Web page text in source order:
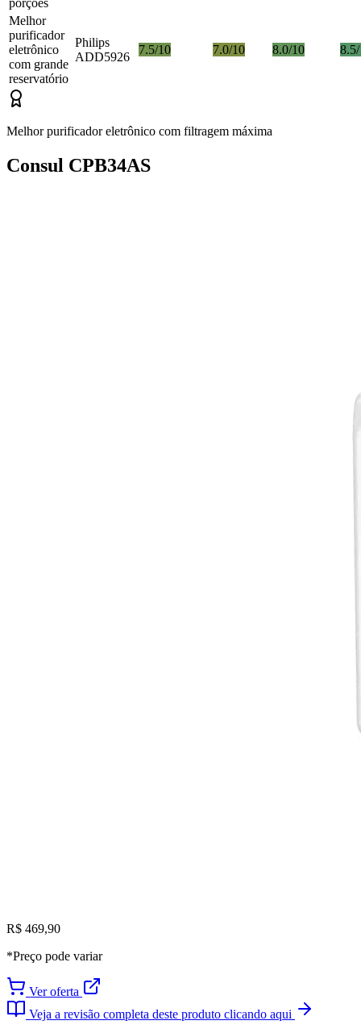
porções
Melhor
purificador
eletrônico
com grande
reservatório
Philips
ADD5926
7.5/10 7.0/10 8.0/10
Melhor purificador eletrônico com filtragem máxima
Consul CPB34AS
R$ 469,90
*Preço pode variar
Ver oferta
Veja a revisão completa deste produto clicando aqui